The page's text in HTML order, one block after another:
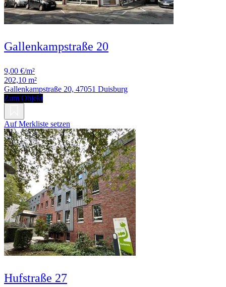
Gallenkampstraße 20
9,00 €/m²
202,10 m²
Gallenkampstraße 20, 47051 Duisburg
Zum Objekt
Auf Merkliste setzen
Hufstraße 27